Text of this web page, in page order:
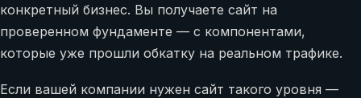
конкретный бизнес. Вы получаете сайт на
проверенном фундаменте — с компонентами,
которые уже прошли обкатку на реальном трафике.
Если вашей компании нужен сайт такого уровня —